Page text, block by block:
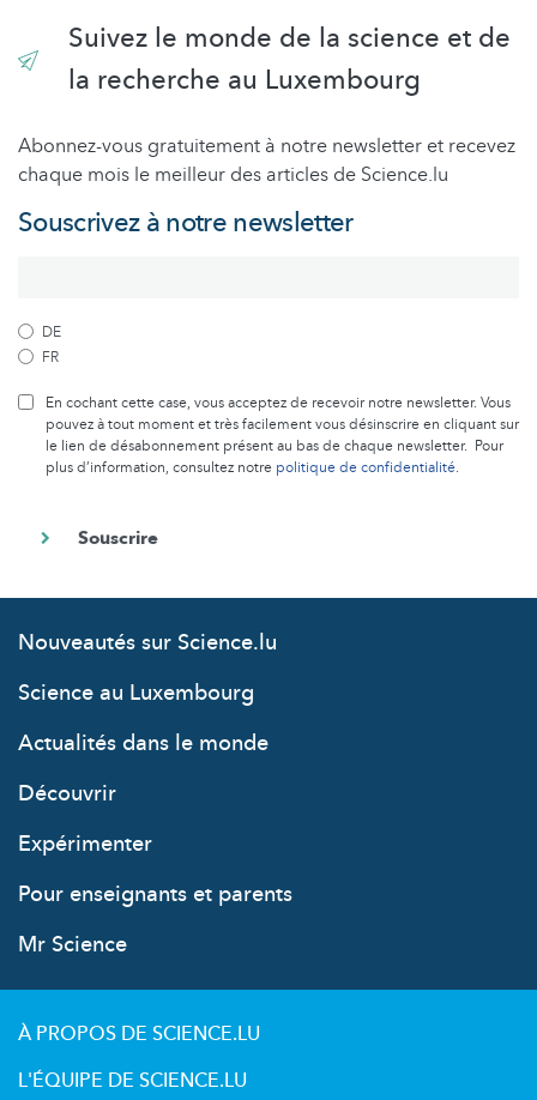
Suivez le monde de la science et de
la recherche au Luxembourg
Abonnez-vous gratuitement à notre newsletter et recevez
chaque mois le meilleur des articles de Science.lu
Souscrivez à notre newsletter
DE
FR
En cochant cette case, vous acceptez de recevoir notre newsletter. Vous
pouvez à tout moment et très facilement vous désinscrire en cliquant sur
le lien de désabonnement présent au bas de chaque newsletter. Pour
plus d’information, consultez notre politique de confidentialité.
Nouveautés sur Science.lu
Science au Luxembourg
Actualités dans le monde
Découvrir
Expérimenter
Pour enseignants et parents
Mr Science
À PROPOS DE SCIENCE.LU
L'ÉQUIPE DE SCIENCE.LU